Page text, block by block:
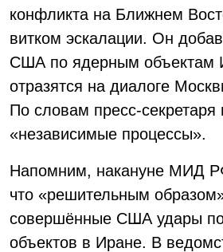
конфликта на Ближнем
витком эскалации. Он
США по ядерным объектам
отразятся на диалоге
По словам пресс-
«независимые процессы».
Напомним, накануне МИД
что «решительным
совершённые США удары
объектов в Иране. В